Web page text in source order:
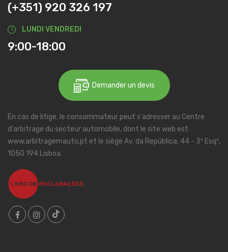
(+351) 920 326 197
LUNDI VENDREDI
9:00-18:00
Demander un devis
En cas de litige, le consommateur peut s'adresser au Centre
d'arbitrage du secteur automobile, dont le site web est
www.arbitragemauto.pt et le siège Av. da República, 44 - 3º Esqº,
1050 194 Lisboa.